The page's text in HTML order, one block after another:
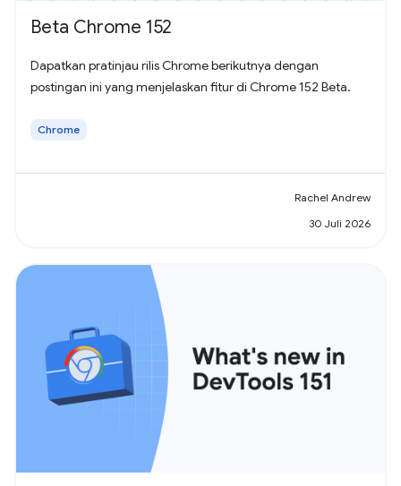
Beta Chrome 152
Dapatkan pratinjau rilis Chrome berikutnya dengan
postingan ini yang menjelaskan fitur di Chrome 152 Beta.
Chrome
Rachel Andrew
30 Juli 2026